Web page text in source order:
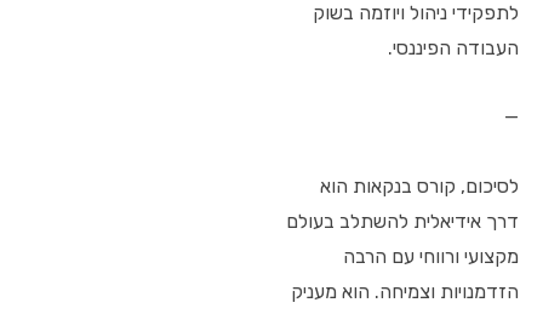
לתפקידי ניהול ויוזמה בשוק
העבודה הפיננסי.
—
לסיכום, קורס בנקאות הוא
דרך אידיאלית להשתלב בעולם
מקצועי ורווחי עם הרבה
הזדמנויות וצמיחה. הוא מעניק